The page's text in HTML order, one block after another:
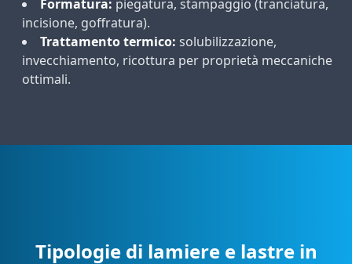
Formatura: piegatura, stampaggio (tranciatura,
incisione, goffratura).
Trattamento termico: solubilizzazione,
invecchiamento, ricottura per proprietà meccaniche
ottimali.
Tipologie di lamiere e lastre in